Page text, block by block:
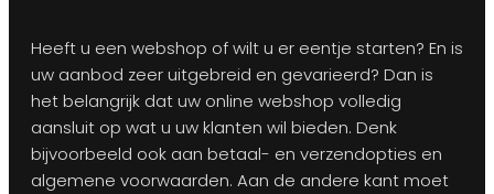
Heeft u een webshop of wilt u er eentje starten? En is
uw aanbod zeer uitgebreid en gevarieerd? Dan is
het belangrijk dat uw online webshop volledig
aansluit op wat u uw klanten wil bieden. Denk
bijvoorbeeld ook aan betaal- en verzendopties en
algemene voorwaarden. Aan de andere kant moet